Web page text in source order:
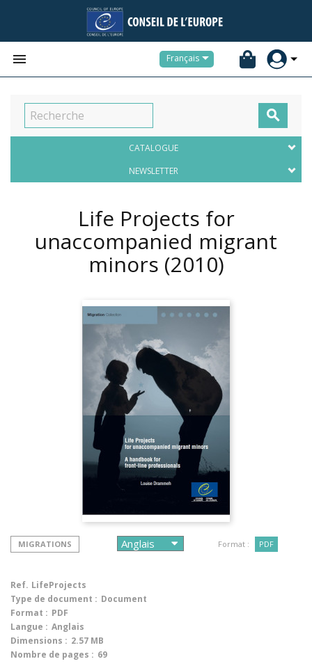
 Français

CATALOGUE
NEWSLETTER
Life Projects for
unaccompanied migrant
minors (2010)
MIGRATIONS Format : PDF
Ref. LifeProjects
Type de document : Document
Format : PDF
Langue : Anglais
Dimensions : 2.57 MB
Nombre de pages : 69